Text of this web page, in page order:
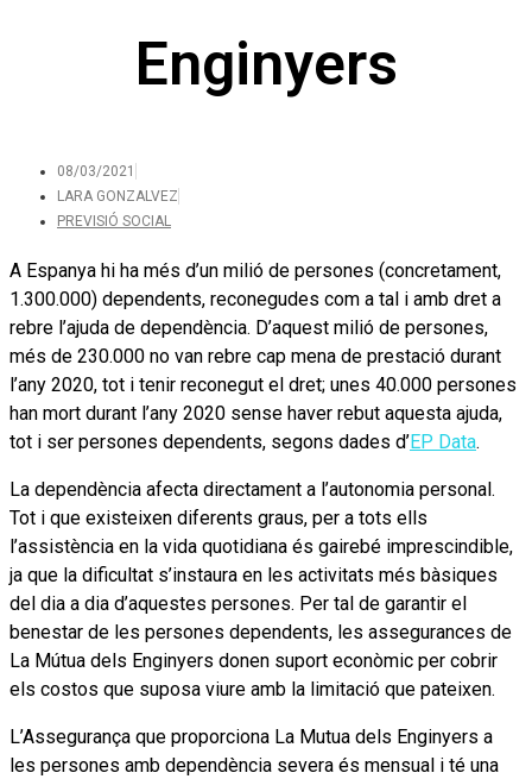
Enginyers
08/03/2021
LARA GONZALVEZ
PREVISIÓ SOCIAL
A Espanya hi ha més d’un milió de persones (concretament,
1.300.000) dependents, reconegudes com a tal i amb dret a
rebre l’ajuda de dependència. D’aquest milió de persones,
més de 230.000 no van rebre cap mena de prestació durant
l’any 2020, tot i tenir reconegut el dret; unes 40.000 persones
han mort durant l’any 2020 sense haver rebut aquesta ajuda,
tot i ser persones dependents, segons dades d’EP Data.
La dependència afecta directament a l’autonomia personal.
Tot i que existeixen diferents graus, per a tots ells
l’assistència en la vida quotidiana és gairebé imprescindible,
ja que la dificultat s’instaura en les activitats més bàsiques
del dia a dia d’aquestes persones. Per tal de garantir el
benestar de les persones dependents, les assegurances de
La Mútua dels Enginyers donen suport econòmic per cobrir
els costos que suposa viure amb la limitació que pateixen.
L’Assegurança que proporciona La Mutua dels Enginyers a
les persones amb dependència severa és mensual i té una